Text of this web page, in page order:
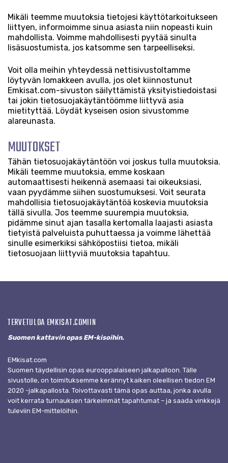
Mikäli teemme muutoksia tietojesi käyttötarkoitukseen
liittyen, informoimme sinua asiasta niin nopeasti kuin
mahdollista. Voimme mahdollisesti pyytää sinulta
lisäsuostumista, jos katsomme sen tarpeelliseksi.
Voit olla meihin yhteydessä nettisivustoltamme
löytyvän lomakkeen avulla, jos olet kiinnostunut
Emkisat.com-sivuston säilyttämistä yksityistiedoistasi
tai jokin tietosuojakäytäntöömme liittyvä asia
mietityttää. Löydät kyseisen osion sivustomme
alareunasta.
MUUTOKSET
Tähän tietosuojakäytäntöön voi joskus tulla muutoksia.
Mikäli teemme muutoksia, emme koskaan
automaattisesti heikennä asemaasi tai oikeuksiasi,
vaan pyydämme siihen suostumuksesi. Voit seurata
mahdollisia tietosuojakäytäntöä koskevia muutoksia
tällä sivulla. Jos teemme suurempia muutoksia,
pidämme sinut ajan tasalla kertomalla laajasti asiasta
tietyistä palveluista puhuttaessa ja voimme lähettää
sinulle esimerkiksi sähköpostiisi tietoa, mikäli
tietosuojaan liittyviä muutoksia tapahtuu.
TERVETULOA EMKISAT.COMIIN
Suomen kattavin opas EM-kisoihin.
EMkisat.com
Suomen täydellisin opas eurooppalaiseen jalkapalloon. Tälle
sivustolle, on toimituksemme kerännyt kaiken oleellisen tiedon EM
2020 -jalkapallosta. Toivottavasti tämä opas auttaa, jonka avulla
voit kerrata turnauksen tärkeimmät tapahtumat – ja saada vinkkejä
tuleviin EM-mittelöihin.